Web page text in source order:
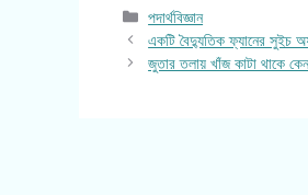
Categories
পদার্থবিজ্ঞান
একটি বৈদ্যুতিক ফ্যানের সুইচ
জুতার তলায় খাঁজ কাটা থাকে